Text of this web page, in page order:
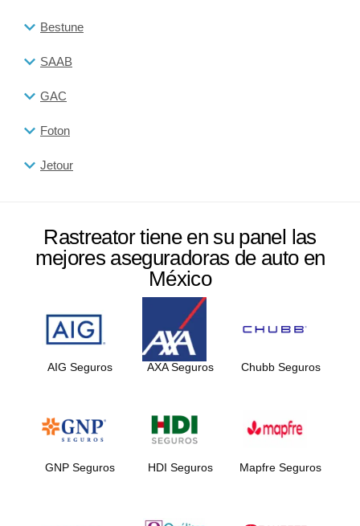
Bestune
SAAB
GAC
Foton
Jetour
Rastreator tiene en su panel las
mejores aseguradoras de auto en
México
AIG Seguros AXA Seguros Chubb Seguros
GNP Seguros HDI Seguros Mapfre Seguros